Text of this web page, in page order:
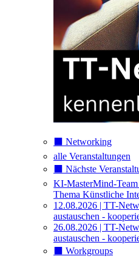
⬛️ Networking
alle Veranstaltungen
⬛️ Nächste
KI-MasterMind-Team
Thema Künstliche
12.08.2026 | TT-
austauschen -
26.08.2026 | TT-
austauschen -
⬛️ Workgroups